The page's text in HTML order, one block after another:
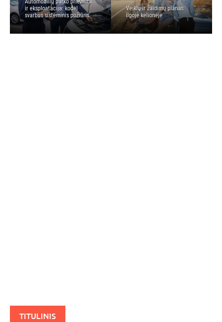
Automobilių parko priežiūra
ir eksploatacija: kodėl
svarbus sisteminis požiūris
Veiklų ir žaidimų planas
ilgoje kelionėje
TITULINIS